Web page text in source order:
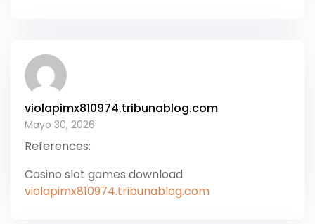
violapimx810974.tribunablog.com
Mayo 30, 2026
References:
Casino slot games download
violapimx810974.tribunablog.com